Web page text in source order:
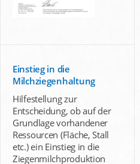
Einstieg in die
Milchziegenhaltung
Hilfestellung zur
Entscheidung, ob auf der
Grundlage vorhandener
Ressourcen (Fläche, Stall
etc.) ein Einstieg in die
Ziegenmilchproduktion